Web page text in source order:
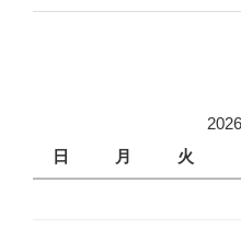
日
月 火